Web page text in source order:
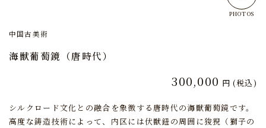
PHOTOS
中国古美術
海獣葡萄鏡（唐時代）
300,000 円 (税込)
シルクロード文化との融合を象徴する唐時代の海獣葡萄鏡です。
高度な鋳造技術によって、内区には伏獣鈕の周囲に狻猊（獅子の